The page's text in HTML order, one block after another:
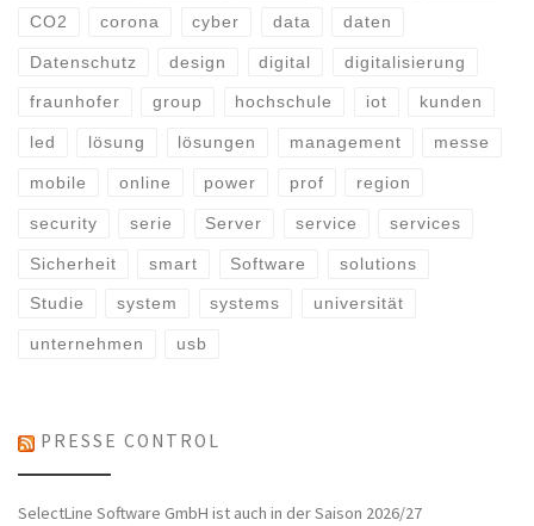
CO2 corona cyber data daten
Datenschutz design digital digitalisierung
fraunhofer group hochschule iot kunden
led lösung lösungen management messe
mobile online power prof region
security serie Server service services
Sicherheit smart Software solutions
Studie system systems universität
unternehmen usb
PRESSE CONTROL
SelectLine Software GmbH ist auch in der Saison 2026/27